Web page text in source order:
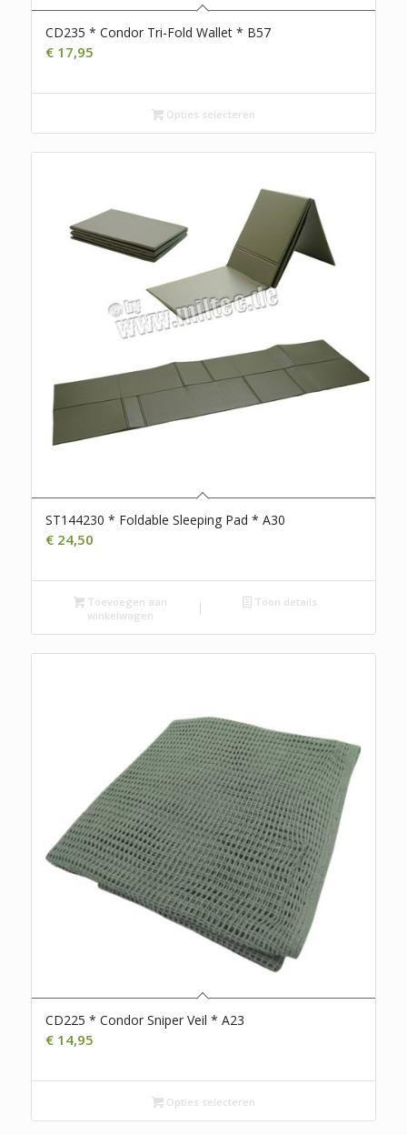
CD235 * Condor Tri-Fold Wallet * B57
€17,95
Opties selecteren
ST144230 * Foldable Sleeping Pad * A30
€24,50
Toevoegen aan
winkelwagen
Toon details
CD225 * Condor Sniper Veil * A23
€14,95
Opties selecteren